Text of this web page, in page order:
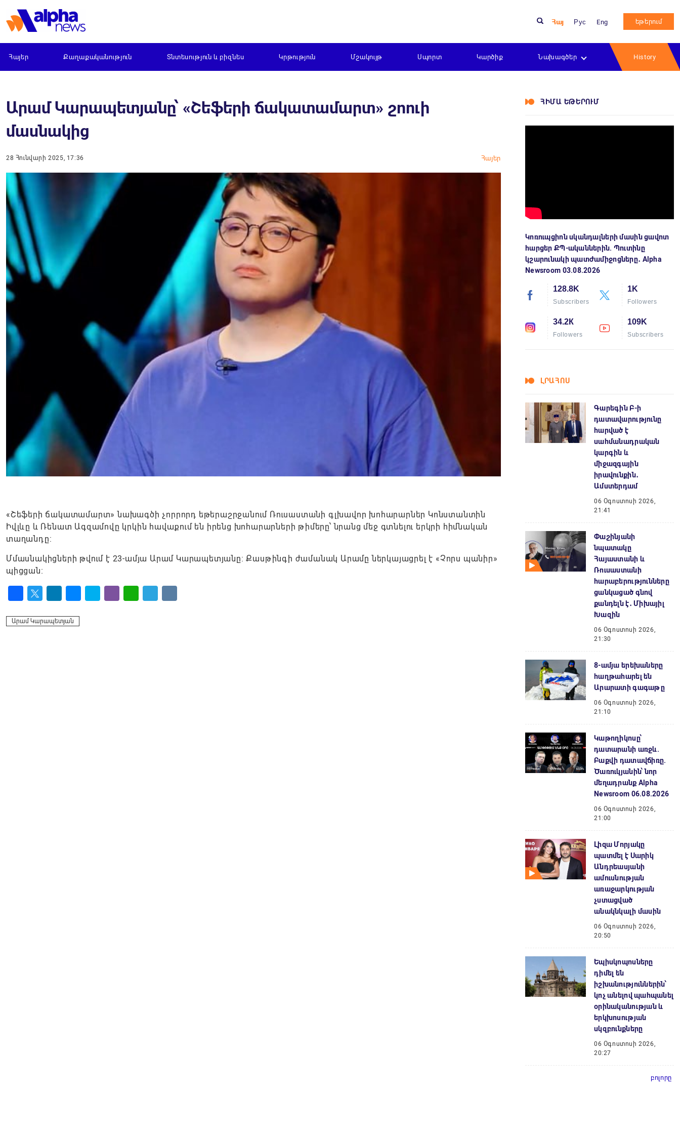
Հայ Рус Eng եթերում
Հայեր Քաղաքականություն Տնտեսություն և բիզնես Կրթություն Մշակույթ Սպորտ Կարծիք Նախագծեր History
Արամ Կարապետյանը՝ «Շեֆերի ճակատամարտ» շոուի
մասնակից
28 Հունվարի 2025, 17:36 Հայեր
«Շեֆերի ճակատամարտ» նախագծի չորրորդ եթերաշրջանում Ռուսաստանի գլխավոր խոհարարներ Կոնստանտին
Իվլևը և Ռենատ Ագզամովը կրկին հավաքում են իրենց խոհարարների թիմերը՝ նրանց մեջ գտնելու երկրի հիմնական
տաղանդը:
Մմասնակիցների թվում է 23-ամյա Արամ Կարապետյանը։ Քասթինգի ժամանակ Արամը ներկայացրել է «Չորս պանիր»
պիցցան։
Արամ Կարապետյան
ՀԻՄԱ ԵԹԵՐՈՒՄ
Կոռուպցիոն սկանդալների մասին ցավոտ
հարցեր ՔՊ-ականներին. Պուտինը
կշարունակի պատժամիջոցները․ Alpha
Newsroom 03.08.2026
128.8K
Subscribers
1K
Followers
34.2К
Followers
109K
Subscribers
ԼՐԱՀՈՍ
Գարեգին Բ-ի
դատավարությունը
հարված է
սահմանադրական
կարգին և
միջազգային
իրավունքին․
Ամստերդամ
06 Օգոստոսի 2026,
21:41
Փաշինյանի
նպատակը
Հայաստանի և
Ռուսաստանի
հարաբերությունները
ցանկացած գնով
քանդելն է․ Միխայիլ
Խազին
06 Օգոստոսի 2026,
21:30
8-ամյա երեխաները
հաղթահարել են
Արարատի գագաթը
06 Օգոստոսի 2026,
21:10
Կաթողիկոսը՝
դատարանի առջև.
Բաքվի դատավճիռը.
Ծառուկյանին՝ նոր
մեղադրանք Alpha
Newsroom 06.08.2026
06 Օգոստոսի 2026,
21:00
Լիզա Մորյակը
պատմել է Սարիկ
Անդրեասյանի
ամուսնության
առաջարկության
չստացված
անակնկալի մասին
06 Օգոստոսի 2026,
20:50
Եպիսկոպոսները
դիմել են
իշխանություններին՝
կոչ անելով պահպանել
օրինականության և
երկխոսության
սկզբունքները
06 Օգոստոսի 2026,
20:27
բոլորը